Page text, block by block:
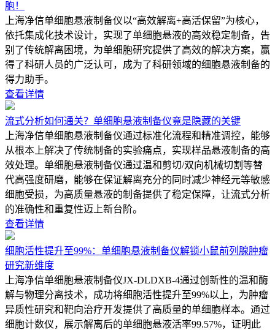
胞！
上海净信单细胞悬液制备仪以“高效解离+高活保留”为核心，
依托集成化技术设计，实现了单细胞悬液的高效稳定制备，告
别了传统解离困境，为单细胞研究提供了高效的解决方案，赢
得了科研人员的广泛认可，成为了科研领域的细胞悬液制备的
得力助手。
查看详情
流式分析如何通关？单细胞悬液制备仪竟是隐藏的关键
上海净信单细胞悬液制备仪通过标准化流程和精准调控，能够
从根本上解决了传统制备的实验痛点，实现样品悬液制备的高
效处理。单细胞悬液制备仪通过温和剪切/双向机械切割等替
代高强度研磨，能够在保证解离充分的同时减少神经元等敏感
细胞受损，为高质量悬液的制备提供了稳定保障，让流式分析
的准确性和重复性迈上新台阶。
查看详情
细胞活性提升至99%：单细胞悬液制备仪解锁小鼠前列腺肿瘤
研究新维度
上海净信单细胞悬液制备仪JX-DLDXB-4通过创新性的温和酶
解与物理分离技术，成功将细胞活性提升至99%以上，为肿瘤
异质性研究和靶向治疗开发提供了高质量的单细胞样本。通过
细胞计数仪，展示解离后的单细胞悬液活率99.57%，证明此